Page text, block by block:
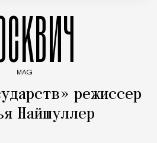
MAG
режиссер
Найшуллер